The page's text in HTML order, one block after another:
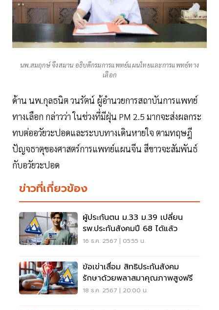
นพ.สมฤกษ์ จึงสมาน อธิบดีกรมการแพทย์แผนไทยและการแพทย์ทาง
เลือก
ด้าน นพ.กุลธนิต วนรัตน์ ผู้อำนวยการสถาบันการแพทย์
ทางเลือก กล่าวว่า ในช่วงที่มีฝุ่น PM 2.5 มากจะส่งผลกระ
ทบต่ออวัยวะปอดและระบบทางเดินหายใจ ตามทฤษฎี
ปัญจธาตุของศาสตร์การแพทย์แผนจีน สีขาวจะสัมพันธ์
กับอวัยวะปอด
ข่าวที่เกี่ยวข้อง
ผู้ประกันตน ม.33 ม.39 เปลี่ยน
รพ.ประกันสังคมปี 68 ได้แล้ว
16 ธ.ค. 2567 | 05:55 น.
ข้อเข่าเสื่อม สิทธิประกันสังคม
รักษาด้วยพลาสมาคุณภาพสูงฟรี
18 ธ.ค. 2567 | 20:00 น.